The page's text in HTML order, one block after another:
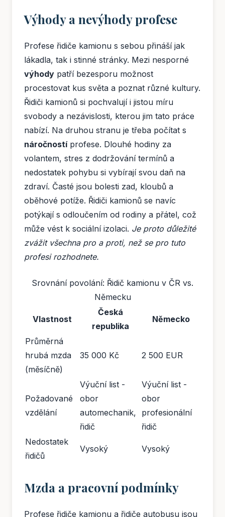
Výhody a nevýhody profese
Profese řidiče kamionu s sebou přináší jak
lákadla, tak i stinné stránky. Mezi nesporné
výhody patří bezesporu možnost
procestovat kus světa a poznat různé kultury.
Řidiči kamionů si pochvalují i jistou míru
svobody a nezávislosti, kterou jim tato práce
nabízí. Na druhou stranu je třeba počítat s
náročnostíprofese. Dlouhé hodiny za
volantem, stres z dodržování termínů a
nedostatek pohybu si vybírají svou daň na
zdraví. Časté jsou bolesti zad, kloubů a
oběhové potíže. Řidiči kamionů se navíc
potýkají s odloučením od rodiny a přátel, což
může vést k sociální izolaci. Je proto důležité
zvážit všechna pro a proti, než se pro tuto
profesi rozhodnete.
Srovnání povolání: Řidič kamionu v ČR vs.
Německu
Vlastnost
Česká
republika
Německo
Průměrná
hrubá mzda
(měsíčně)
35 000 Kč 2 500 EUR
Požadované
vzdělání
Výuční list -
obor
automechanik,
řidič
Výuční list -
obor
profesionální
řidič
Nedostatek
řidičů
Vysoký Vysoký
Mzda a pracovní podmínky
Profese řidiče kamionu a řidiče autobusu jsou